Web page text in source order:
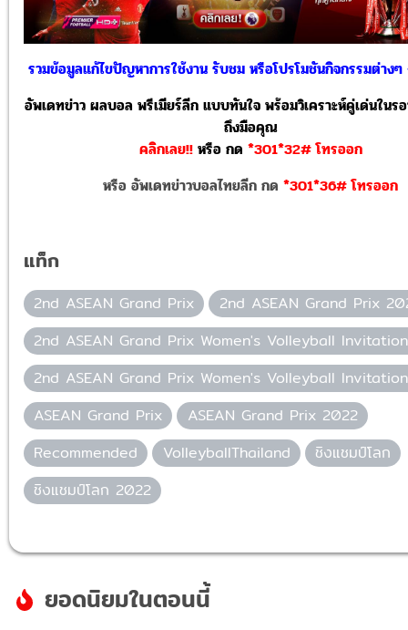
รวมข้อมูลแก้ไขปัญหาการใช้งาน รับชม หรือโปรโมชันกิจกรรมต่าง
อัพเดทข่าว ผลบอล พรีเมียร์ลีก แบบทันใจ พร้อมวิเคราะห์คู่เด่นในร
ถึงมือคุณ
คลิกเลย!! หรือ กด *301*32# โทรออก
หรือ อัพเดทข่าวบอลไทยลีก กด*301*36# โทรออก
แท็ก
2nd ASEAN Grand Prix
2nd ASEAN Grand Prix
2nd ASEAN Grand Prix Women's Volleyball
2nd ASEAN Grand Prix Women's Volleyball
ASEAN Grand Prix
ASEAN Grand Prix 2022
Recommended
VolleyballThailand
ชิงแชมป์โลก
ชิงแชมป์โลก 2022
ยอดนิยมในตอนนี้